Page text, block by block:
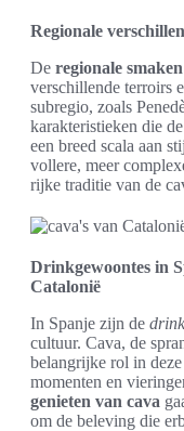
Regionale
De regionale smaken
verschillende terroirs
subregio, zoals
karakteristieken die
een breed scala aan
vollere, meer
rijke traditie van de
Drinkgewoontes in
Catalonië
In Spanje zijn de
cultuur. Cava, de
belangrijke rol in
momenten en
genieten van cava
om de beleving die